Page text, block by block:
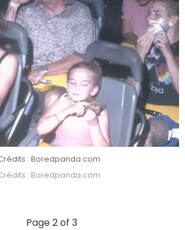
: Boredpanda.com
: Boredpanda.com
Page 2 of 3